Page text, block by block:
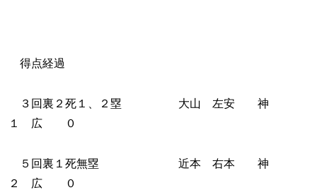
得点経過
３回裏２死１、２塁 大山 左安 神
１ 広 ０
５回裏１死無塁 近本 右本 神
２ 広 ０